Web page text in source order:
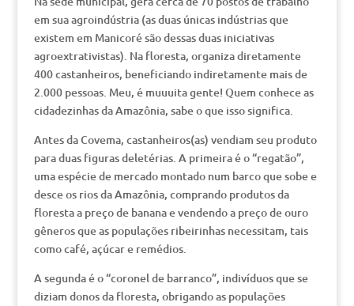
em sua agroindústria (as duas únicas indústrias que
existem em Manicoré são dessas duas iniciativas
agroextrativistas). Na floresta, organiza diretamente
400 castanheiros, beneficiando indiretamente mais de
2.000 pessoas. Meu, é muuuita gente! Quem conhece as
cidadezinhas da Amazônia, sabe o que isso significa.
Antes da Covema, castanheiros(as) vendiam seu produto
para duas figuras deletérias. A primeira é o “regatão”,
uma espécie de mercado montado num barco que sobe e
desce os rios da Amazônia, comprando produtos da
floresta a preço de banana e vendendo a preço de ouro
gêneros que as populações ribeirinhas necessitam, tais
como café, açúcar e remédios.
A segunda é o “coronel de barranco”, indivíduos que se
diziam donos da floresta, obrigando as populações